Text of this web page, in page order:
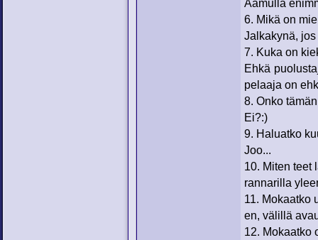
Aamulla
6. Mikä on
Jalkakynä,
7. Kuka on
Ehkä
pelaaja on
8. Onko
Ei?:)
9. Haluatko
Joo...
10. Miten teet
rannarilla
11. Mokaatko
en, välillä
12. Mokaatko